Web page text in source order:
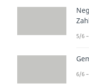
5/6
6/6